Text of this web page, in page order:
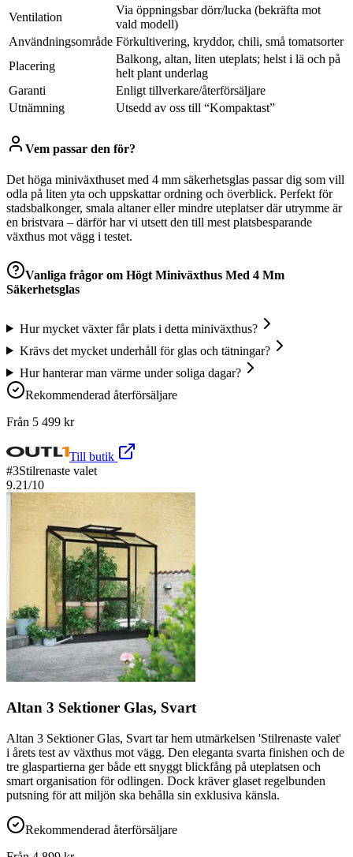
Ventilation
Via öppningsbar dörr/lucka (bekräfta mot
vald modell)
Användningsområde Förkultivering, kryddor, chili, små tomatsorter
Placering
Balkong, altan, liten uteplats; helst i lä och på
helt plant underlag
Garanti
Enligt tillverkare/återförsäljare
Utnämning
Utsedd av oss till “Kompaktast”
Vem passar den för?
Det höga miniväxthuset med 4 mm säkerhetsglas passar dig som vill
odla på liten yta och uppskattar ordning och överblick. Perfekt för
stadsbalkonger, smala altaner eller mindre uteplatser där utrymme är
en bristvara – därför har vi utsett den till mest platsbesparande
växthus mot vägg i testet.
Vanliga frågor om Högt Miniväxthus Med 4 Mm
Säkerhetsglas
Hur mycket växter får plats i detta miniväxthus?
Krävs det mycket underhåll för glas och tätningar?
Hur hanterar man värme under soliga dagar?
Rekommenderad återförsäljare
Från 5 499 kr
Till butik
#3Stilrenaste valet
9.21/10
Altan 3 Sektioner Glas, Svart
Altan 3 Sektioner Glas, Svart tar hem utmärkelsen 'Stilrenaste valet'
i årets test av växthus mot vägg. Den eleganta svarta finishen och de
tre glaspartierna ger både ett snyggt blickfång på uteplatsen och
smart organisation för odlingen. Dock kräver glaset regelbunden
putsning för att miljön ska behålla sin exklusiva känsla.
Rekommenderad återförsäljare